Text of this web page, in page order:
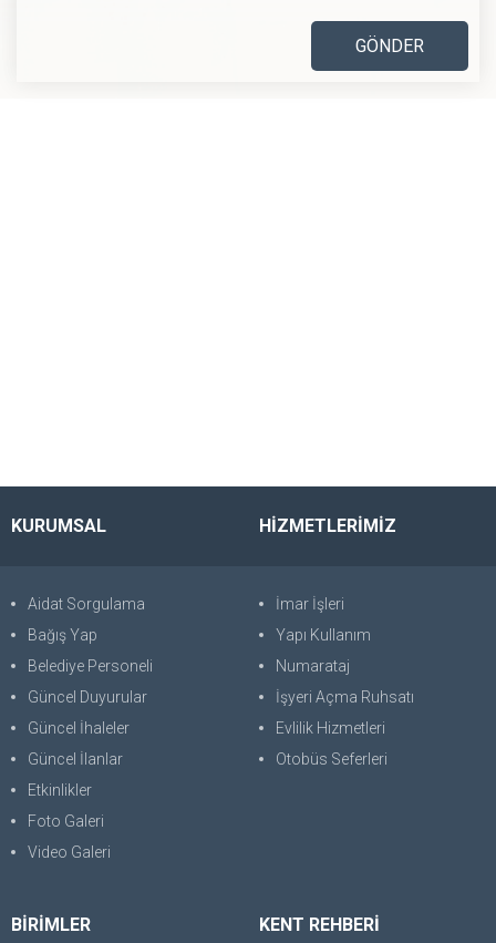
KURUMSAL
Aidat Sorgulama
Bağış Yap
Belediye Personeli
Güncel Duyurular
Güncel İhaleler
Güncel İlanlar
Etkinlikler
Foto Galeri
Video Galeri
HİZMETLERİMİZ
İmar İşleri
Yapı Kullanım
Numarataj
İşyeri Açma Ruhsatı
Evlilik Hizmetleri
Otobüs Seferleri
BİRİMLER KENT REHBERİ